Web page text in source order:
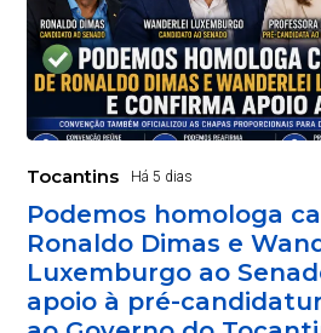
Tocantins Há 5 dias
Podemos homologa
Ronaldo Dimas e
Luxemburgo ao
apoio à pré-